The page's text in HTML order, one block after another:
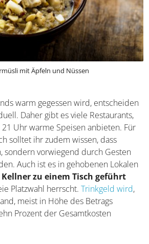
mit Äpfeln und Nüssen
warm gegessen wird,
individuell. Daher gibt es viele
11 und 21 Uhr warme Speisen
solltet ihr zudem
gerufen, sondern vorwiegend
werden. Auch ist es in
dass ihrvom Kellner zu